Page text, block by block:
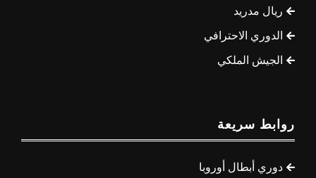
ريال مدريد
الدوري الاحترافي
الجيش الملكي
روابط سريعة
دوري أبطال أوروبا